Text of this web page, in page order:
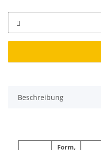
Beschreibung
Form,